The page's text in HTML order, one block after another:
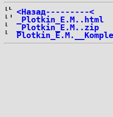
<Назад---------<
_Plotkin_E.M..html
_Plotkin_E.M..zip